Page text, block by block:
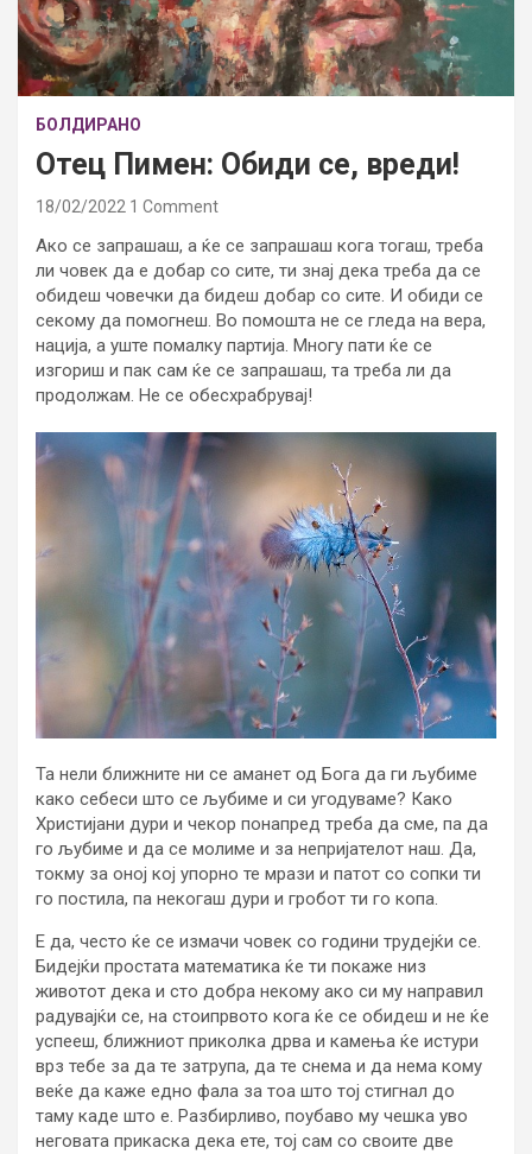
БОЛДИРАНО
Отец Пимен: Обиди се, вреди!
18/02/2022 1 Comment
Ако се запрашаш, а ќе се запрашаш кога тогаш, треба
ли човек да е добар со сите, ти знај дека треба да се
обидеш човечки да бидеш добар со сите. И обиди се
секому да помогнеш. Во помошта не се гледа на вера,
нација, а уште помалку партија. Многу пати ќе се
изгориш и пак сам ќе се запрашаш, та треба ли да
продолжам. Не се обесхрабрувај!
Та нели ближните ни се аманет од Бога да ги љубиме
како себеси што се љубиме и си угодуваме? Како
Христијани дури и чекор понапред треба да сме, па да
го љубиме и да се молиме и за непријателот наш. Да,
токму за оној кој упорно те мрази и патот со сопки ти
го постила, па некогаш дури и гробот ти го копа.
Е да, често ќе се измачи човек со години трудејќи се.
Бидејќи простата математика ќе ти покаже низ
животот дека и сто добра некому ако си му направил
радувајќи се, на стоипрвото кога ќе се обидеш и не ќе
успееш, ближниот приколка дрва и камења ќе истури
врз тебе за да те затрупа, да те снема и да нема кому
веќе да каже едно фала за тоа што тој стигнал до
таму каде што е. Разбирливо, поубаво му чешка уво
неговата прикаска дека ете, тој сам со своите две